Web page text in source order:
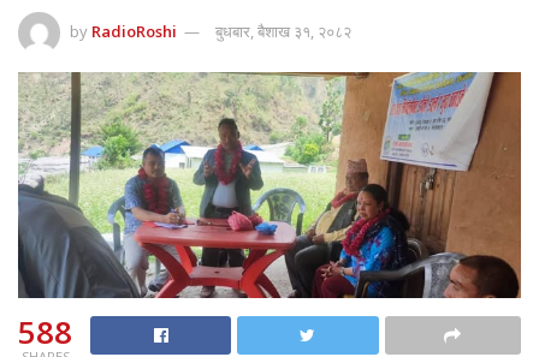
by RadioRoshi बुधबार, बैशाख ३१, २०८२
588